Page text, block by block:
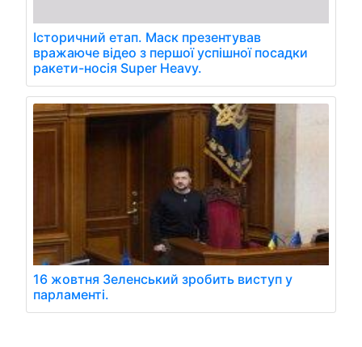
Історичний етап. Маск презентував
вражаюче відео з першої успішної посадки
ракети-носія Super Heavy.
16 жовтня Зеленський зробить виступ у
парламенті.